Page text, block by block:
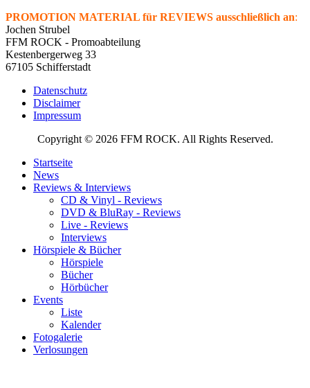
PROMOTION MATERIAL für REVIEWS ausschließlich an:
Jochen Strubel
FFM ROCK - Promoabteilung
Kestenbergerweg 33
67105 Schifferstadt
Datenschutz
Disclaimer
Impressum
Copyright © 2026 FFM ROCK. All Rights Reserved.
Startseite
News
Reviews & Interviews
CD & Vinyl - Reviews
DVD & BluRay - Reviews
Live - Reviews
Interviews
Hörspiele & Bücher
Hörspiele
Bücher
Hörbücher
Events
Liste
Kalender
Fotogalerie
Verlosungen